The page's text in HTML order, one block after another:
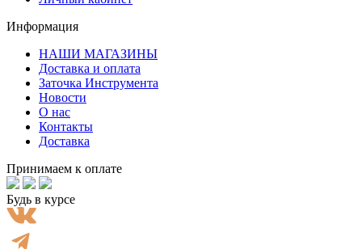
Информация
НАШИ МАГАЗИНЫ
Доставка и оплата
Заточка Инструмента
Новости
О нас
Контакты
Доставка
Принимаем к оплате
Будь в курсе